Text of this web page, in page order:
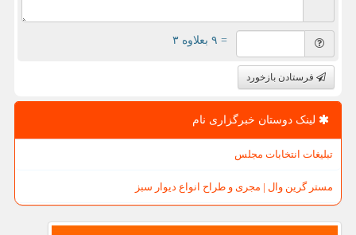
= ۹ بعلاوه ۳
فرستادن بازخورد
لینک دوستان خبرگزاری نام
تبلیغات انتخابات مجلس
مستر گرین وال | مجری و طراح انواع دیوار سبز